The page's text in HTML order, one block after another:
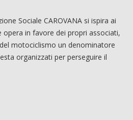
Sociale CAROVANA si ispira ai
opera in favore dei propri associati,
motociclismo un denominatore
organizzati per perseguire il